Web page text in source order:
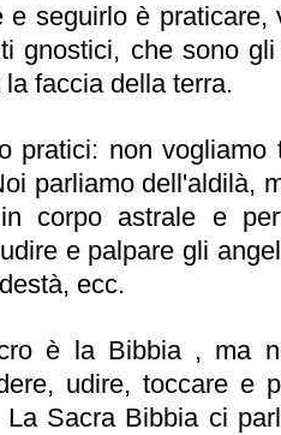
e seguirlo è praticare,
gnostici, che sono
faccia della terra.
pratici: non vogliamo
parliamo dell'aldilà,
corpo astrale e
e palpare gli
ecc.
è la Bibbia , ma
udire, toccare e
Sacra Bibbia ci